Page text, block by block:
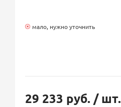
мало, нужно уточнить
29 233 руб. / шт.